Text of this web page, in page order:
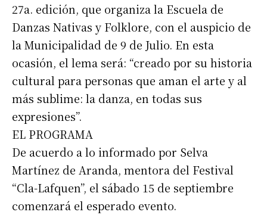
27a. edición, que organiza la Escuela de
Danzas Nativas y Folklore, con el auspicio de
la Municipalidad de 9 de Julio. En esta
ocasión, el lema será: “creado por su historia
cultural para personas que aman el arte y al
más sublime: la danza, en todas sus
expresiones”.
EL PROGRAMA
De acuerdo a lo informado por Selva
Martínez de Aranda, mentora del Festival
“Cla-Lafquen”, el sábado 15 de septiembre
comenzará el esperado evento.